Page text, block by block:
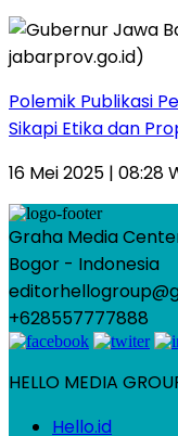
Polemik Publikasi
Sikapi Etika dan
16 Mei 2025 | 08:28
Graha Media
Bogor - Indonesia
+628557777888
HELLO MEDIA
Hello.id